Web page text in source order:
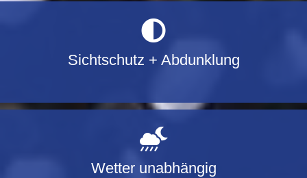
Sichtschutz + Abdunklung
Wetter unabhängig